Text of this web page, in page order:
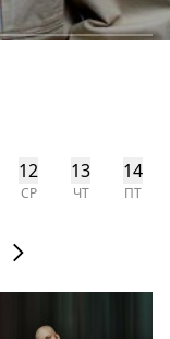
12
СР
13
ЧТ
14
ПТ